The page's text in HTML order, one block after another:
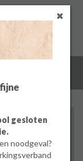
gesloten
noodgeval?